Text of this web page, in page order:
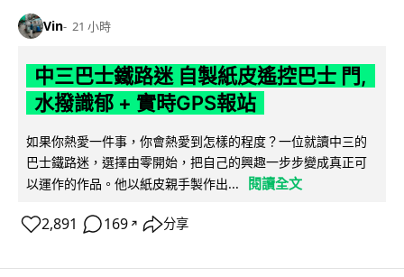
Vin 21 小時
中三巴士鐵路迷 自製紙皮遙控巴士 門,
水撥識郁 + 實時GPS報站
如果你熱愛一件事，你會熱愛到怎樣的程度？一位就讀中三的
巴士鐵路迷，選擇由零開始，把自己的興趣一步步變成真正可
以運作的作品。他以紙皮親手製作出...
閱讀全文
2,891 169 ↗ 分享